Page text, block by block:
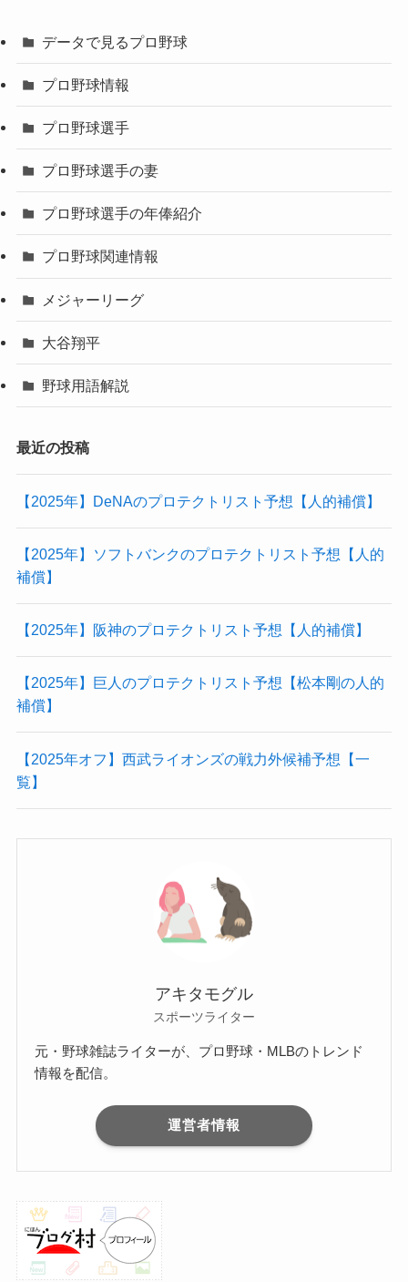
データで見るプロ野球
プロ野球情報
プロ野球選手
プロ野球選手の妻
プロ野球選手の年俸紹介
プロ野球関連情報
メジャーリーグ
大谷翔平
野球用語解説
最近の投稿
【2025年】DeNAのプロテクトリスト予想【人的補償】
【2025年】ソフトバンクのプロテクトリスト予想【人的
補償】
【2025年】阪神のプロテクトリスト予想【人的補償】
【2025年】巨人のプロテクトリスト予想【松本剛の人的
補償】
【2025年オフ】西武ライオンズの戦力外候補予想【一
覧】
アキタモグル
スポーツライター
元・野球雑誌ライターが、プロ野球・MLBのトレンド
情報を配信。
運営者情報